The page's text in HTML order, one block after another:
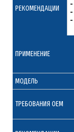
РЕКОМЕНДАЦИИ
-
-
-
ПРИМЕНЕНИЕ
МОДЕЛЬ
ТРЕБОВАНИЯ ОЕМ